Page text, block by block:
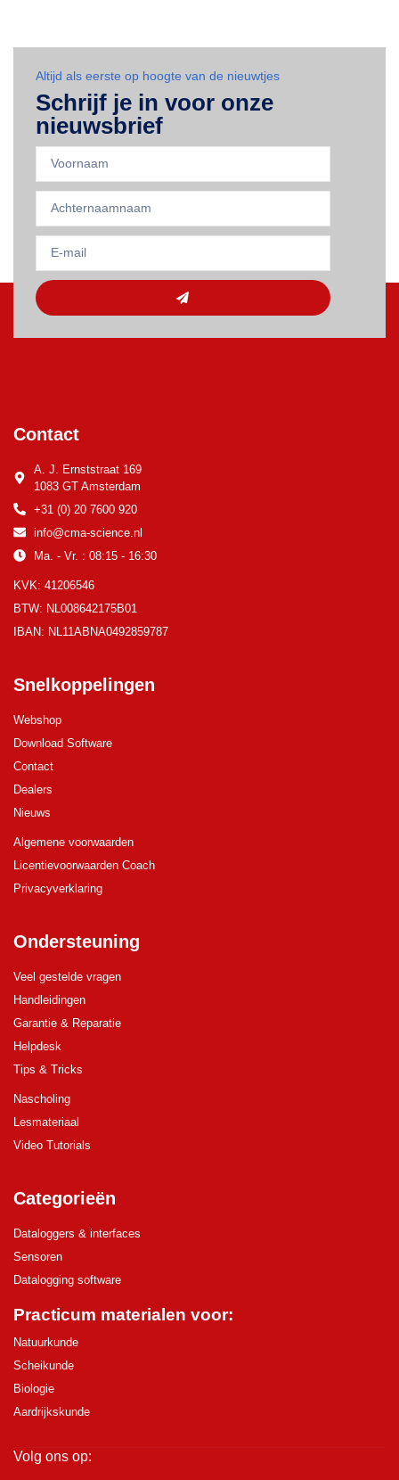
Altijd als eerste op hoogte van de nieuwtjes
Schrijf je in voor onze
nieuwsbrief
Contact
A. J. Ernststraat 169
1083 GT Amsterdam
+31 (0) 20 7600 920
info@cma-science.nl
Ma. - Vr. : 08:15 - 16:30
KVK: 41206546
BTW: NL008642175B01
IBAN: NL11ABNA0492859787
Snelkoppelingen
Webshop
Download Software
Contact
Dealers
Nieuws
Algemene voorwaarden
Licentievoorwaarden Coach
Privacyverklaring
Ondersteuning
Veel gestelde vragen
Handleidingen
Garantie & Reparatie
Helpdesk
Tips & Tricks
Nascholing
Lesmateriaal
Video Tutorials
Categorieën
Dataloggers & interfaces
Sensoren
Datalogging software
Practicum materialen voor:
Natuurkunde
Scheikunde
Biologie
Aardrijkskunde
Volg ons op: